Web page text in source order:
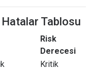
Hatalar Tablosu
Risk
Derecesi
Kritik